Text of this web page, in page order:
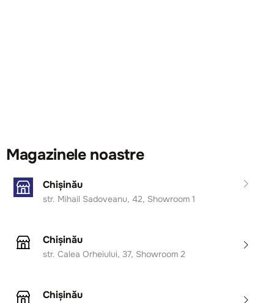
Magazinele noastre
Chișinău
str. Mihail Sadoveanu, 42, Showroom 1
Chișinău
str. Calea Orheiului, 37, Showroom 2
Chișinău